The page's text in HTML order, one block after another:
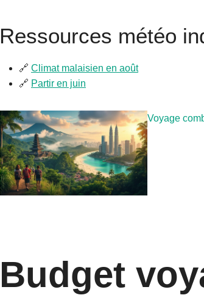
Ressources météo
🔗 Climat malaisien en août
🔗 Partir en juin
Voyage
Budget